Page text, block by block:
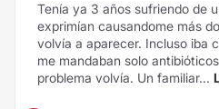
Tenía ya 3 años sufriendo de
exprimían causandome más
volvía a aparecer. Incluso iba
me mandaban solo
problema volvía. Un familiar...